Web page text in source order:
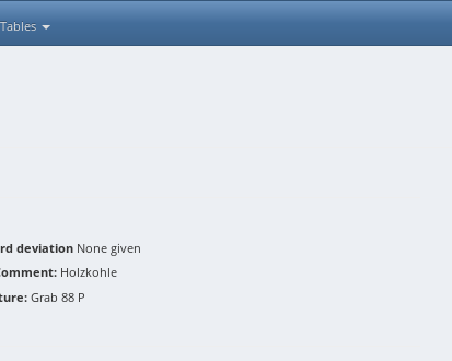
Tables
deviation None given
Holzkohle
Grab 88 P